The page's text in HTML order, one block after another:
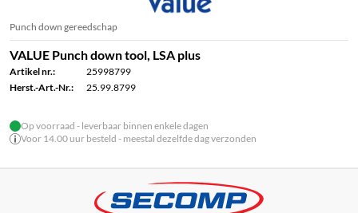
Punch down gereedschap
VALUE Punch down tool, LSA plus
Artikel nr.:
25998799
Herst.-Art.-Nr.:
25.99.8799
Op voorraad - leverbaar binnen enkele dagen
Voor 14.00 uur besteld - meestal dezelfde dag verzonden